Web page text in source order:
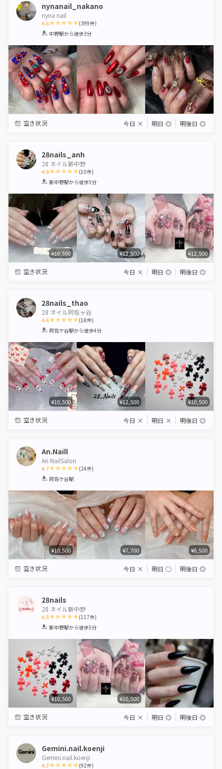
nynanail_nakano
nyna nail
4.8
1 2 3 4 5
(399件)
中野駅から徒歩3分
空き状況 今日 × 明日 ◎ 明後日 ◎
28nails_anh
28 ネイル新中野
4.9
1 2 3 4 5
(10件)
新中野駅から徒歩5分
¥10,500 ¥12,500 ¥12,500
空き状況 今日 × 明日 ◎ 明後日 ◎
28nails_thao
28 ネイル阿佐ヶ谷
4.6
1 2 3 4 5
(18件)
阿佐ケ谷駅から徒歩4分
¥10,500 ¥12,500 ¥10,500
空き状況 今日 × 明日 × 明後日 ◎
An.Naill
An NailSalon
4.7
1 2 3 4 5
(24件)
阿佐ケ谷駅
¥10,500 ¥7,700 ¥6,500
空き状況 今日 × 明日 ◯ 明後日 ◎
28nails
28 ネイル新中野
4.5
1 2 3 4 5
(117件)
新中野駅から徒歩5分
¥10,500 ¥10,500
空き状況 今日 × 明日 ◎ 明後日 ◎
Gemini.nail.koenji
Gemini.nail.koenji
4.7 (92件)